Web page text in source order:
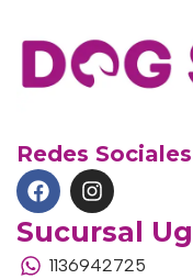
Redes Sociales
Sucursal
1136942725